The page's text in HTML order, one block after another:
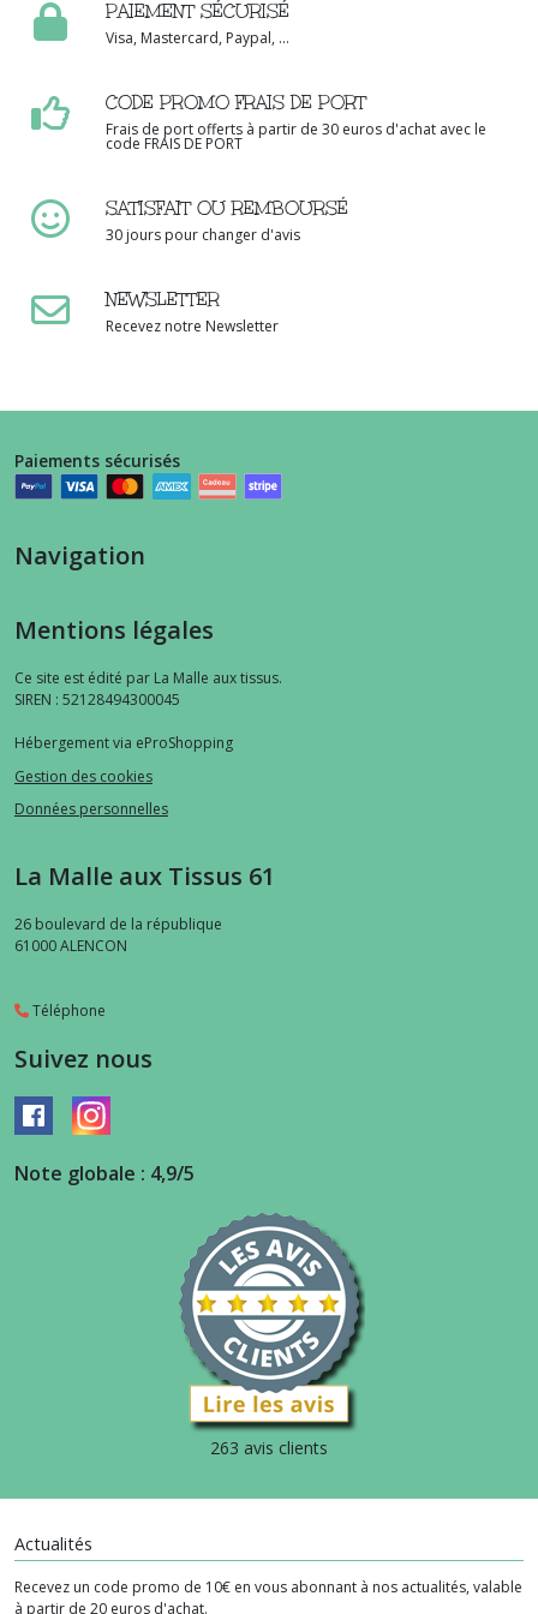
PAIEMENT SÉCURISÉ
Visa, Mastercard, Paypal, ...
CODE PROMO FRAIS DE PORT
Frais de port offerts à partir de 30 euros d'achat avec le
code FRAIS DE PORT
SATISFAIT OU REMBOURSÉ
30 jours pour changer d'avis
NEWSLETTER
Recevez notre Newsletter
Paiements sécurisés
Navigation
Mentions légales
Ce site est édité par La Malle aux tissus.
SIREN : 52128494300045
Hébergement via eProShopping
Gestion des cookies
Données personnelles
La Malle aux Tissus 61
26 boulevard de la république
61000ALENCON
Téléphone
Suivez nous
Note globale : 4,9/5
263 avis clients
Actualités
Recevez un code promo de 10€ en vous abonnant à nos actualités, valable
à partir de 20 euros d'achat.